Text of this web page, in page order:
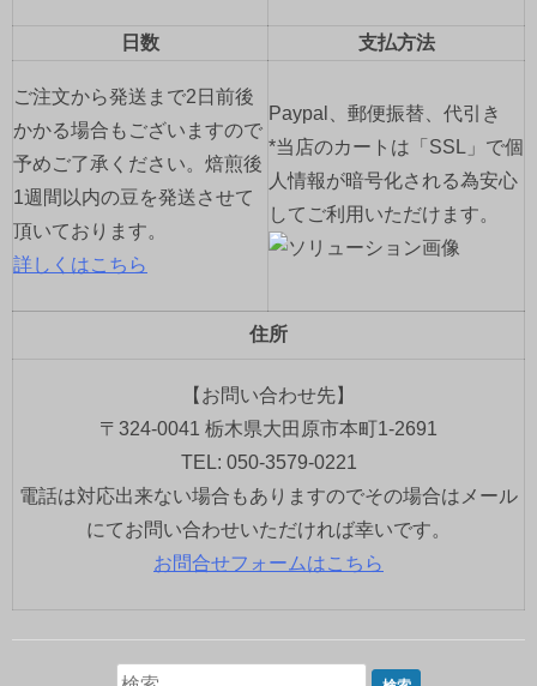
日数 支払方法
ご注文から発送まで2日前後
かかる場合もございますので
予めご了承ください。焙煎後
1週間以内の豆を発送させて
頂いております。
詳しくはこちら
Paypal、郵便振替、代引き
*当店のカートは「SSL」で個
人情報が暗号化される為安心
してご利用いただけます。
住所
【お問い合わせ先】
〒324-0041 栃木県大田原市本町1-2691
TEL: 050-3579-0221
電話は対応出来ない場合もありますのでその場合はメール
にてお問い合わせいただければ幸いです。
お問合せフォームはこちら